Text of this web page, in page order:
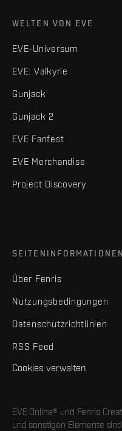
WELTEN VON EVE
EVE-Universum
EVE: Valkyrie
Gunjack
Gunjack 2
EVE Fanfest
EVE Merchandise
Project Discovery
SEITENINFORMATIONEN
Über Fenris
Nutzungsbedingungen
Datenschutzrichtlinien
RSS Feed
Cookies verwalten
EVE Online® und Fenris
und sonstigen Elemente